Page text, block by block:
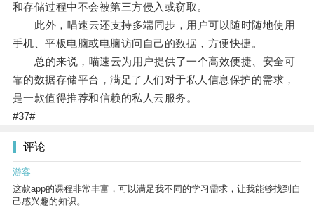
和存储过程中不会被第三方侵入或窃取。
此外，喵速云还支持多端同步，用户可以随时随地使用
手机、平板电脑或电脑访问自己的数据，方便快捷。
总的来说，喵速云为用户提供了一个高效便捷、安全可
靠的数据存储平台，满足了人们对于私人信息保护的需求，
是一款值得推荐和信赖的私人云服务。
#37#
评论
游客
这款app的课程非常丰富，可以满足我不同的学习需求，让我能够找到自
己感兴趣的知识。